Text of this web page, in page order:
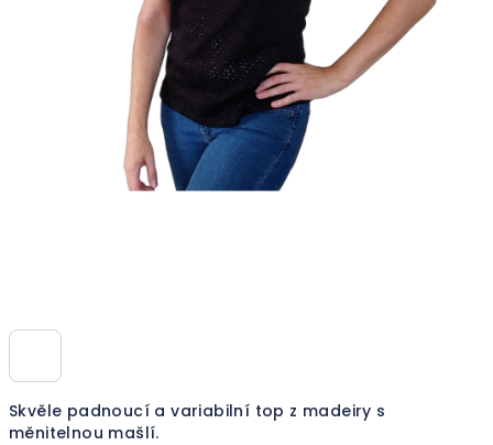
Skvěle padnoucí a variabilní top z madeiry s
měnitelnou mašlí.